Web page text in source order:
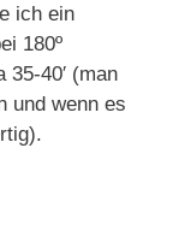
ich ein
180º
40′ (man
und wenn es